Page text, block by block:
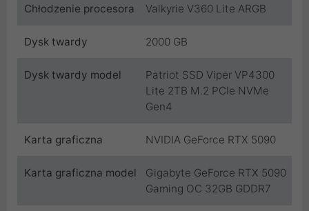
Chłodzenie procesora Valkyrie V360 Lite ARGB
Dysk twardy 2000 GB
Dysk twardy model
Patriot SSD Viper VP4300
Lite 2TB M.2 PCIe NVMe
Gen4
Karta graficzna NVIDIA GeForce RTX 5090
Karta graficzna model
Gigabyte GeForce RTX 5090
Gaming OC 32GB GDDR7